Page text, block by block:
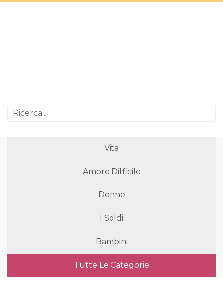
Vita
Amore Difficile
Donne
I Soldi
Bambini
Tutte Le Categorie